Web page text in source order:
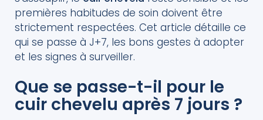
premières habitudes de soin doivent être
strictement respectées. Cet article détaille ce
qui se passe à J+7, les bons gestes à adopter
et les signes à surveiller.
Que se passe-t-il pour le
cuir chevelu après 7 jours ?